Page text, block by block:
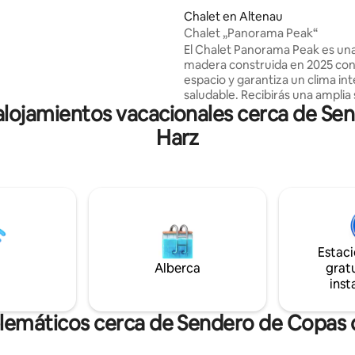
salina,
todo en las
Chalet en Altenau
Chalet „Panorama Peak“
El Chalet Panorama Peak es
madera construida en 2025
espacio y garantiza un clima
saludable. Recibirás una amplia
estar/comedor con inodoro de
y en el piso superior 2
baño con gran área de ducha. El
amplio panorama de las
te permite entrar rápidamente
vacacional.
vacacionales cerca de
Harz
Alberca
cerca de Sendero de Copas